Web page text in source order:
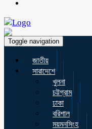
Toggle navigation
জাতীয়
সারাদেশে
খুলনা
চট্টগ্রাম
ঢাকা
বরিশাল
ময়মনসিংহ